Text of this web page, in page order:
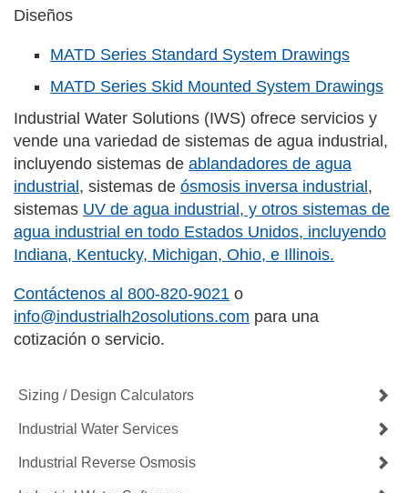
Diseños
MATD Series Standard System Drawings
MATD Series Skid Mounted System Drawings
Industrial Water Solutions (IWS) ofrece servicios y
vende una variedad de sistemas de agua industrial,
incluyendo sistemas de ablandadores de agua
industrial , sistemas de ósmosis inversa industrial ,
sistemas UV de agua industrial , y otros sistemas de
agua industrial en todo Estados Unidos, incluyendo
Indiana, Kentucky, Michigan, Ohio, e Illinois.
Contáctenos al 800-820-9021 o
info@industrialh2osolutions.com para una
cotización o servicio.
Sizing / Design Calculators
Industrial Water Services
Industrial Reverse Osmosis